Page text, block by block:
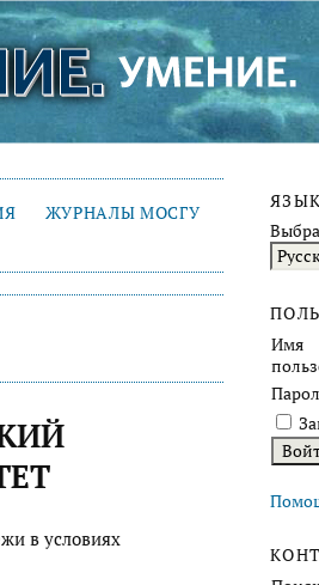
ЯЗЫК
Имя
ЖУРНАЛЫ МОСГУ
в условиях